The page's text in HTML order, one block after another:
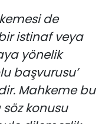
de
istinaf veya
yönelik
başvurusu’
Mahkeme bu
konusu